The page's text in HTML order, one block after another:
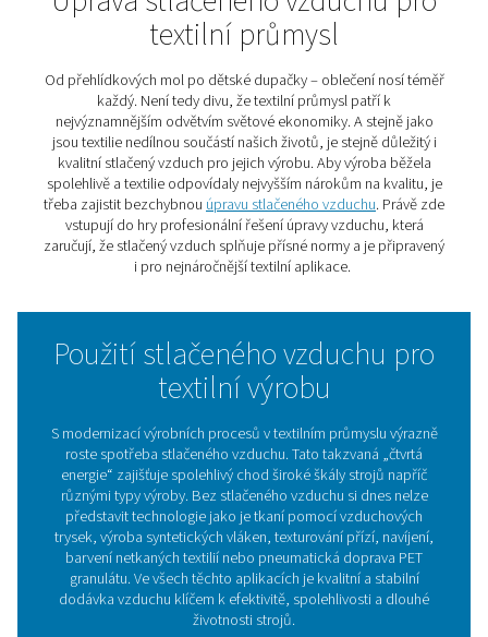
Domů Aplikace Textilní Průmysl
Úprava stlačeného
textilní průmysl
Od přehlídkových mol po dětské dupačky – oblečení
nejvýznamnějším odvětvím světové ekonomiky. A
jsou textilie nedílnou součástí našich životů, je stejně
kvalitní stlačený vzduch pro jejich výrobu. Aby
spolehlivě a textilie odpovídaly nejvyšším nárokům na
třeba zajistit bezchybnouúpravu stlačeného vzduchu
vstupují do hry profesionální řešení úpravy
zaručují, že stlačený vzduch splňuje přísné normy a je
i pro nejnáročnější textilní aplikace.
Použití stlačeného